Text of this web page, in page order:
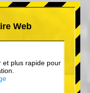
Web
et plus rapide pour